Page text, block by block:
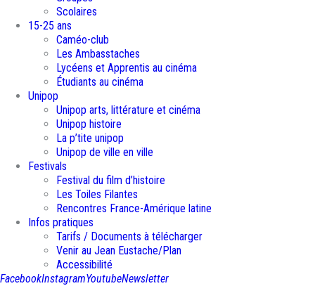
Scolaires
15-25 ans
Caméo-club
Les Ambasstaches
Lycéens et Apprentis au cinéma
Étudiants au cinéma
Unipop
Unipop arts, littérature et cinéma
Unipop histoire
La p’tite unipop
Unipop de ville en ville
Festivals
Festival du film d’histoire
Les Toiles Filantes
Rencontres France-Amérique latine
Infos pratiques
Tarifs / Documents à télécharger
Venir au Jean Eustache/Plan
Accessibilité
FacebookInstagramYoutubeNewsletter